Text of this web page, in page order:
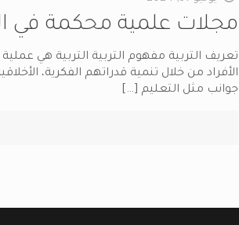
مجلات علمية محكمة في
تعريف التربية مفهوم التربية التربية هي
الأفراد من خلال تنمية قدراتهم الفكرية،
جوانب مثل التعليم […]